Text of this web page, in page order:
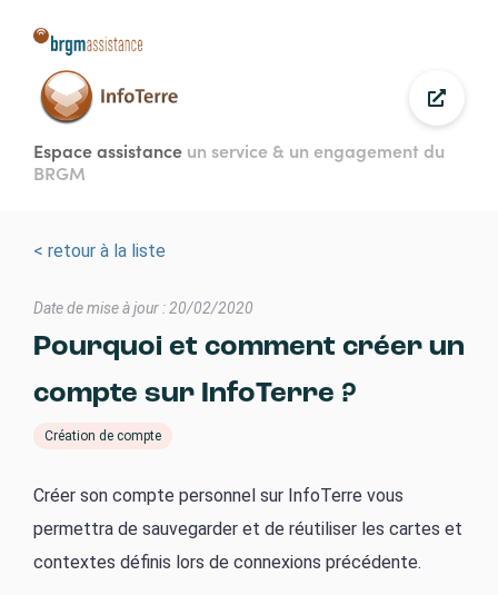
principal
Espace assistance un service & un engagement du
BRGM
< retour à la liste
Date de mise à jour : 20/02/2020
Pourquoi et comment créer un
compte sur InfoTerre ?
Création de compte
Créer son compte personnel sur InfoTerre vous
permettra de sauvegarder et de réutiliser les cartes et
contextes définis lors de connexions précédente.